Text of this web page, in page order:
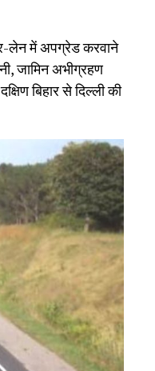
लेन में अपग्रेड करवाने
जामिन अभीग्रहण
बिहार से दिल्ली की